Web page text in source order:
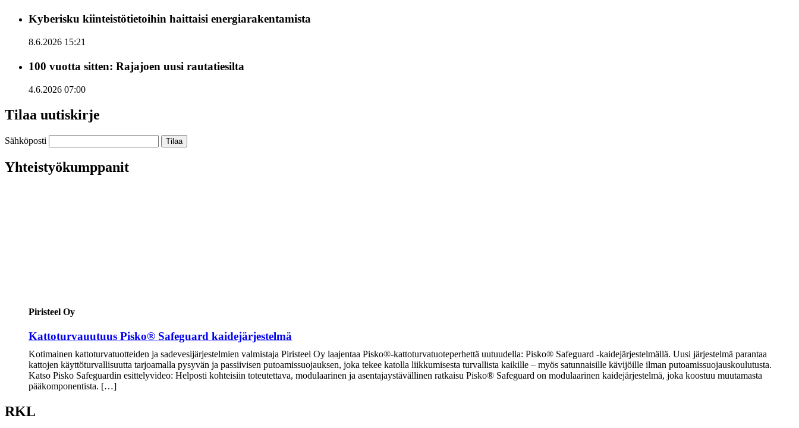
Kyberisku kiinteistötietoihin haittaisi energiarakentamista
8.6.2026 15:21
100 vuotta sitten: Rajajoen uusi rautatiesilta
4.6.2026 07:00
Tilaa uutiskirje
Sähköposti
Yhteistyökumppanit
Piristeel Oy
Kattoturvauutuus Pisko® Safeguard kaidejärjestelmä
Kotimainen kattoturvatuotteiden ja sadevesijärjestelmien valmistaja Piristeel Oy laajentaa Pisko®-kattoturvatuoteperhettä uutuudella: Pisko® Safeguard -kaidejärjestelmällä. Uusi järjestelmä parantaa
kattojen käyttöturvallisuutta tarjoamalla pysyvän ja passiivisen putoamissuojauksen, joka tekee katolla liikkumisesta turvallista kaikille – myös satunnaisille kävijöille ilman putoamissuojauskoulutusta.
Katso Pisko Safeguardin esittelyvideo: Helposti kohteisiin toteutettava, modulaarinen ja asentajaystävällinen ratkaisu Pisko® Safeguard on modulaarinen kaidejärjestelmä, joka koostuu muutamasta
pääkomponentista. […]
RKL